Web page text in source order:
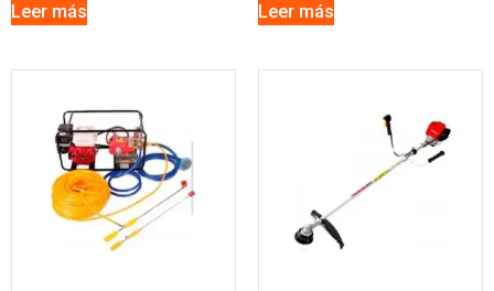
Leer más
Leer más